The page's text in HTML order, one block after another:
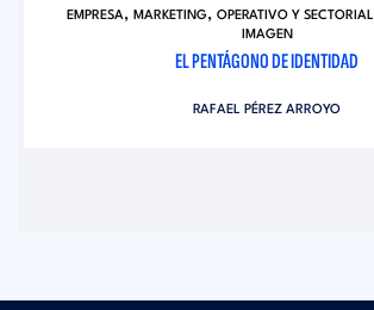
EMPRESA, MARKETING, OPERATIVO Y SECTORIAL
IMAGEN
EL PENTÁGONO DE IDENTIDAD
RAFAEL PÉREZ ARROYO